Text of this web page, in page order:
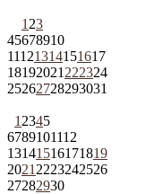
1 23
45678910
11121314151617
18192021 222324
25262728293031
1 2345
6789101112
13141516171819
2021 2223242526
27282930